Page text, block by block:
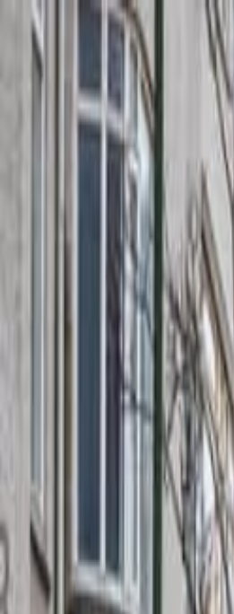
Operators Things to Do
Sign Up
Things to do›Your Friend In Reykjavik›